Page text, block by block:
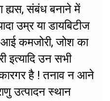
ह्यस, संबंध बनाने में
उम्र या डायबिटीज
कमजोरी, जोश का
इत्यादि उन सभी
है ! तनाव न आने
उत्पादन स्थान